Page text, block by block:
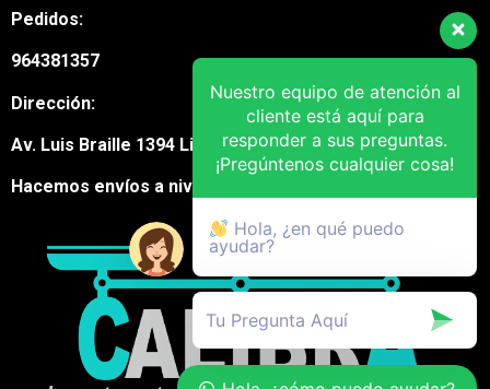
Pedidos:
964381357
Dirección:
Av. Luis Braille 1394 Lima Cercado
Hacemos envíos a nivel nacional
Nuestro equipo de atención al
cliente está aquí para
responder a sus preguntas.
¡Pregúntenos cualquier cosa!
Hola, ¿en qué puedo
ayudar?